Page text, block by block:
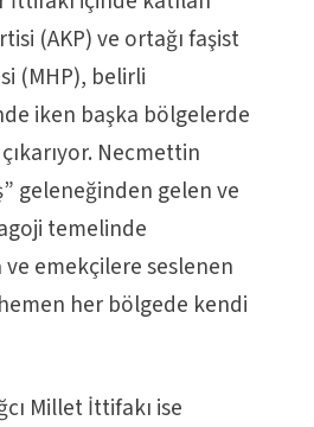
(AKP) ve ortağı faşist
(MHP), belirli
iken başka bölgelerde
Necmettin
geleneğinden gelen ve
temelinde
ve emekçilere seslenen
her bölgede kendi
Millet İttifakı ise